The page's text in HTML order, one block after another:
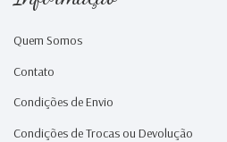
Quem Somos
Contato
Condições de Envio
Condições de Trocas ou Devolução